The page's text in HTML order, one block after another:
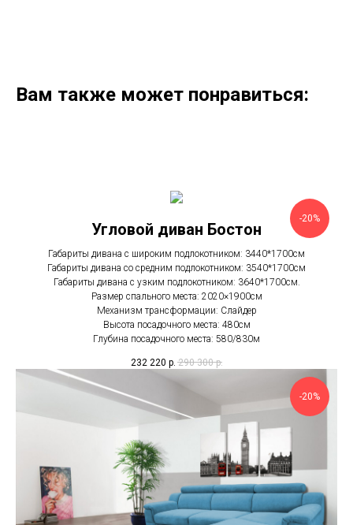
Вам также может понравиться:
-20%
Угловой диван Бостон
Габариты дивана с широким подлокотником: 3440*1700см
Габариты дивана со средним подлокотником: 3540*1700см
Габариты дивана с узким подлокотником: 3640*1700см.
Размер спального места: 2020×1900см
Механизм трансформации: Слайдер
Высота посадочного места: 480см
Глубина посадочного места: 580/830м
232 220 р. 290 300 р.
-20%